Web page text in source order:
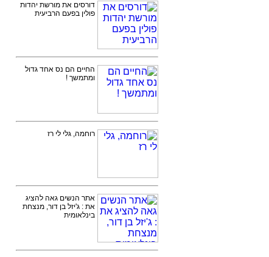
דורסים את מורשת יהדות
פולין בפעם הרביעית
החיים הם נס אחד גדול
ומתמשך !
רוחמה, גלי לי רז
אתר הנשים גאה להציג
את : ג'יזל בן דור, מנצחת
בינלאומית